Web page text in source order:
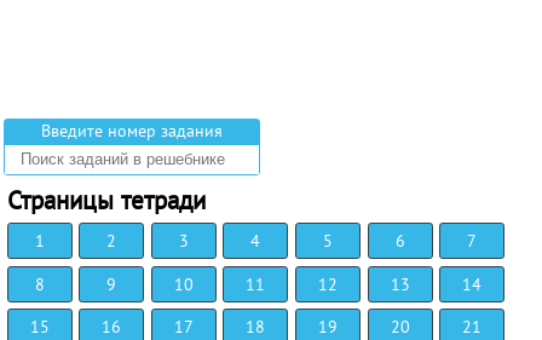
Введите номер задания
Страницы тетради
1 2 3 4 5 6
7
8
9 10 11 12 13
14
15
16 17 18 19 20
21